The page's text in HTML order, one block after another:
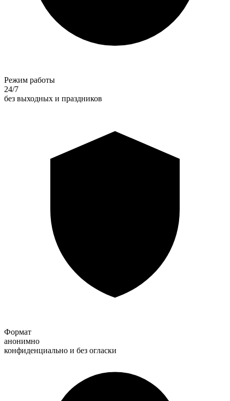
Режим работы
24/7
без выходных и праздников
Формат
анонимно
конфиденциально и без огласки